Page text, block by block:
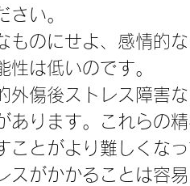
さい。
ものにせよ、感情的
は低いのです。
傷後ストレス障害
あります。これらの
ことがより難しくな
スがかかることは容